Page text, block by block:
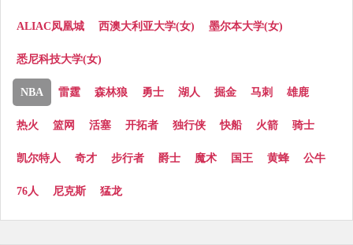
ALIAC凤凰城 西澳大利亚大学(女) 墨尔本大学(女)
悉尼科技大学(女)
NBA 雷霆 森林狼 勇士 湖人 掘金 马刺 雄鹿
热火 篮网 活塞 开拓者 独行侠 快船 火箭 骑士
凯尔特人 奇才 步行者 爵士 魔术 国王 黄蜂 公牛
76人 尼克斯 猛龙